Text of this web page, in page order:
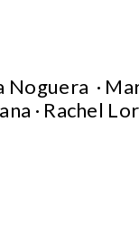
Noguera ·
· Rachel